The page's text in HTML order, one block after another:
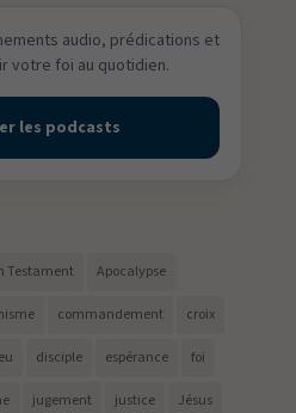
audio, prédications et
votre foi au quotidien.
les podcasts
Testament Apocalypse
commandement croix
disciple espérance foi
jugement justice Jésus